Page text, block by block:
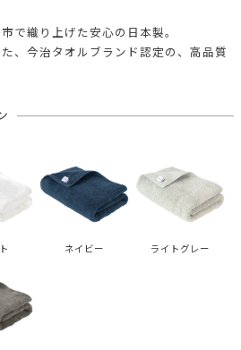
で織り上げた安心の日本製。
、今治タオルブランド認定の、高品質
ネイビー ライトグレー